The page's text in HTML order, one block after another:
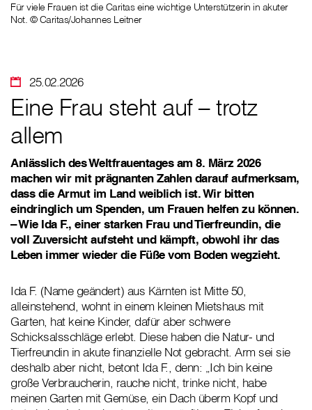
Für viele Frauen ist die Caritas eine wichtige Unterstützerin in akuter
Not. © Caritas/Johannes Leitner
25.02.2026
Eine Frau steht auf – trotz
allem
Anlässlich des Weltfrauentages am 8. März 2026
machen wir mit prägnanten Zahlen darauf aufmerksam,
dass die Armut im Land weiblich ist. Wir bitten
eindringlich um Spenden, um Frauen helfen zu können.
– Wie Ida F., einer starken Frau und Tierfreundin, die
voll Zuversicht aufsteht und kämpft, obwohl ihr das
Leben immer wieder die Füße vom Boden wegzieht.
Ida F. (Name geändert) aus Kärnten ist Mitte 50,
alleinstehend, wohnt in einem kleinen Mietshaus mit
Garten, hat keine Kinder, dafür aber schwere
Schicksalsschläge erlebt. Diese haben die Natur- und
Tierfreundin in akute finanzielle Not gebracht. Arm sei sie
deshalb aber nicht, betont Ida F., denn: „Ich bin keine
große Verbraucherin, rauche nicht, trinke nicht, habe
meinen Garten mit Gemüse, ein Dach überm Kopf und